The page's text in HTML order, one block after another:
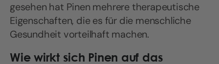
gesehen hat Pinen mehrere therapeutische
Eigenschaften, die es für die menschliche
Gesundheit vorteilhaft machen.
Wie wirkt sich Pinen auf das